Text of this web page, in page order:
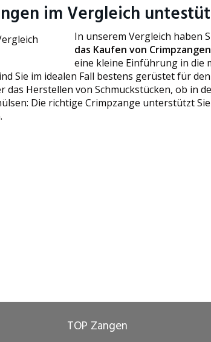
im Vergleich
In unserem Vergleich haben
das Kaufen von Crimpzangen
eine kleine Einführung in die
Sie im idealen Fall bestens gerüstet für
das Herstellen von Schmuckstücken, ob in
Die richtige Crimpzange unterstützt
TOP Zangen